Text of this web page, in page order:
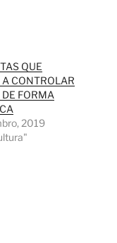
QUE
A CONTROLAR
FORMA
2019